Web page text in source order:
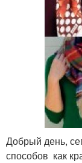
Добрый день,
способов как